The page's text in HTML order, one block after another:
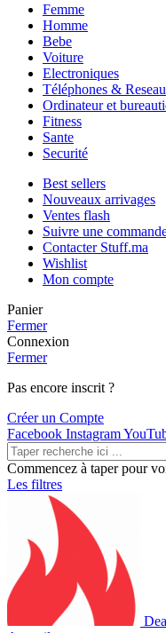
Femme
Homme
Bebe
Voiture
Electroniques
Téléphones & Reseau
Ordinateur et
Fitness
Sante
Securité
Best sellers
Nouveaux arrivages
Ventes flash
Suivre une
Contacter Stuff.ma
Wishlist
Mon compte
Panier
Fermer
Connexion
Fermer
Pas encore inscrit ?
Créer un Compte
Facebook Instagram
Commencez à taper pour
Les filtres